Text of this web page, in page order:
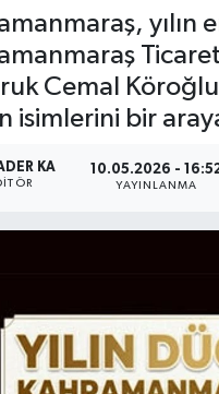
Ticaret
Cemal
isimlerini bir
KA 10.05.2026 -
YAYINLANMA
Durumu ve Fikstür